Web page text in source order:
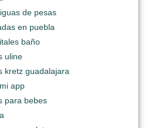
de pesas
en puebla
baño
uline
kretz guadalajara
app
para bebes